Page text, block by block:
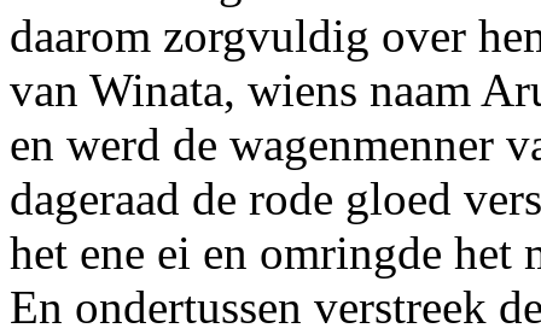
daarom zorgvuldig over
van Winata, wiens naam
en werd de wagenmenner
dageraad de rode gloed
het ene ei en omringde het
En ondertussen verstreek